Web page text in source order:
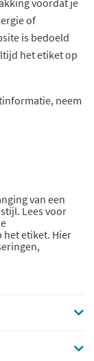
voordat je
of
is bedoeld
het etiket op
neem
van een
Lees voor
etiket. Hier